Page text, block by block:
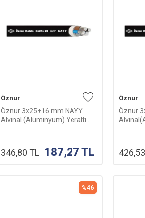
Öznur
Öznur 3x25+16 mm NAYY
Alvinal (Alüminyum) Yeraltı
346,80TL 187,27 TL
Öznur
Öznur
426,53
%46